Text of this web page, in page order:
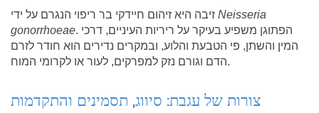
Neisseria
gonorrhoeae. הפתוגן משפיע בעיקר על ריריות העיניים, דרכי
המין והשתן, פי הטבעת והלוע, ובמקרים נדירים הוא חודר לזרם
הדם וגורם נזק למפרקים, לעור או לקרומי המוח.
צורות של עגבת: סיווג, תסמינים והתקדמות